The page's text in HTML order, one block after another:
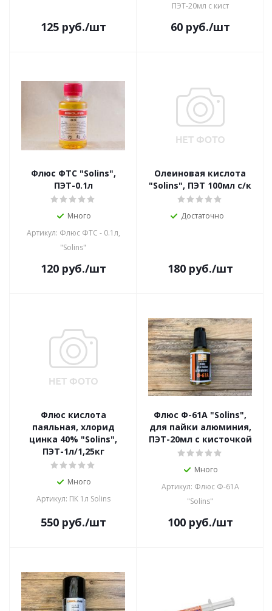
125руб./шт
ПЭТ-20мл с кист
60руб./шт
Флюс ФТС "Solins",
ПЭТ-0.1л
Много
Артикул: Флюс ФТС - 0.1л,
"Solins"
120руб./шт
Олеиновая кислота
"Solins", ПЭТ 100мл с/к
Достаточно
180руб./шт
Флюс кислота
паяльная, хлорид
цинка 40% "Solins",
ПЭТ-1л/1,25кг
Много
Артикул: ПК 1л Solins
550руб./шт
Флюс Ф-61А "Solins",
для пайки алюминия,
ПЭТ-20мл с кисточкой
Много
Артикул: Флюс Ф-61А
"Solins"
100руб./шт